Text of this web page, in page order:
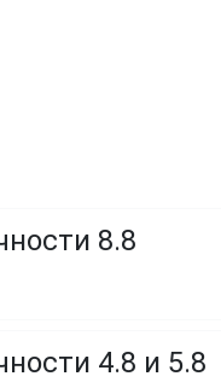
8.8
4.8 и 5.8